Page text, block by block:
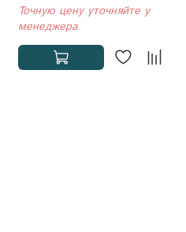
Точную цену уточняйте у
менеджера